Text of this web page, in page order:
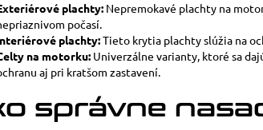
plachty: Nepremokavé plachty na
počasí.
plachty:Tieto krytia plachty slúžia na
na motorku: Univerzálne varianty, ktoré sa
aj pri kratšom zastavení.
správne